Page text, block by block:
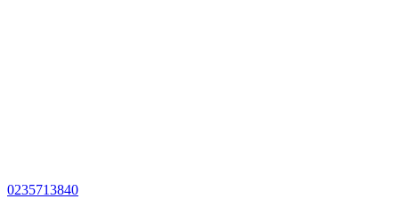
0235713840